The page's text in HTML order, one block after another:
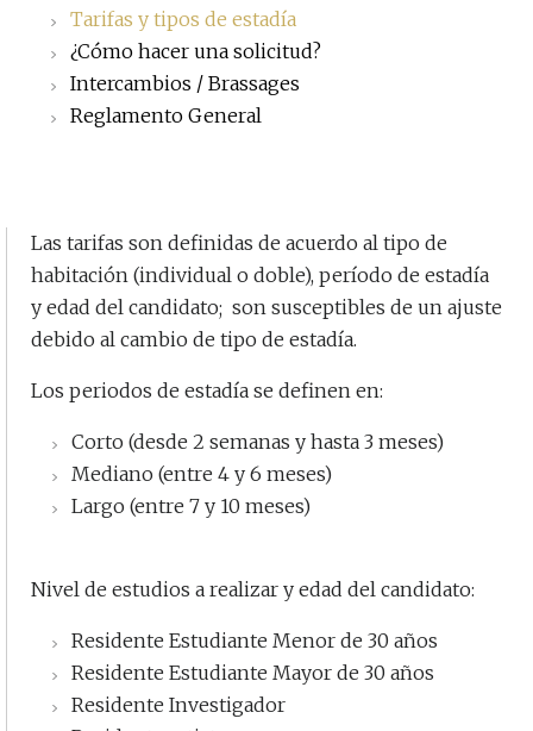
Tarifas y tipos de estadía
¿Cómo hacer una solicitud?
Intercambios / Brassages
Reglamento General
Las tarifas son definidas de acuerdo al tipo de
habitación (individual o doble), período de estadía
y edad del candidato; son susceptibles de un ajuste
debido al cambio de tipo de estadía.
Los periodos de estadía se definen en:
Corto (desde 2 semanas y hasta 3 meses)
Mediano (entre 4 y 6 meses)
Largo (entre 7 y 10 meses)
Nivel de estudios a realizar y edad del candidato:
Residente Estudiante Menor de 30 años
Residente Estudiante Mayor de 30 años
Residente Investigador